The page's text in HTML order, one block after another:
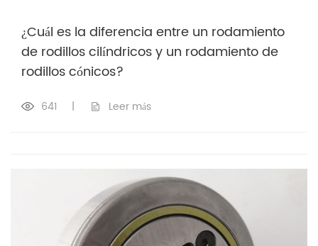
¿Cuál es la diferencia entre un rodamiento
de rodillos cilíndricos y un rodamiento de
rodillos cónicos?
641 | Leer más